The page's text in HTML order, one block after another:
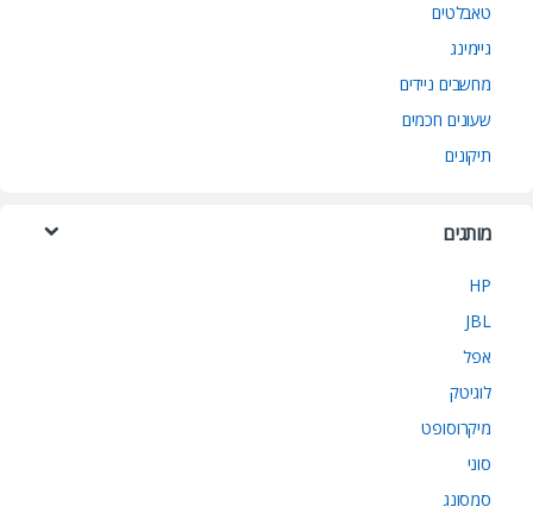
טאבלטים
גיימינג
מחשבים ניידים
שעונים חכמים
תיקונים
מותגים
HP
JBL
אפל
לוגיטק
מיקרוסופט
סוני
סמסונג